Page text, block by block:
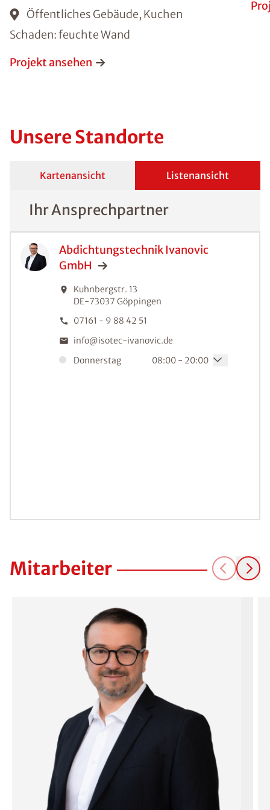
Öffentliches Gebäude, Kuchen
Schaden: feuchte Wand
Projekt ansehen
Unsere Standorte
Kartenansicht Listenansicht
Ihr Ansprechpartner
Abdichtungstechnik Ivanovic
GmbH
Kuhnbergstr. 13
DE-73037 Göppingen
07161 - 9 88 42 51
info@isotec-ivanovic.de
Donnerstag
08:00 - 20:00
Mitarbeiter